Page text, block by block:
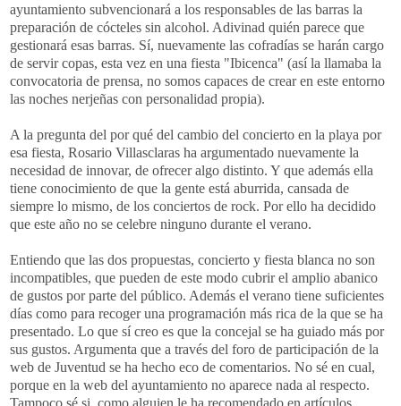
ayuntamiento subvencionará a los responsables de las barras la
preparación de cócteles sin alcohol. Adivinad quién parece que
gestionará esas barras. Sí, nuevamente las cofradías se harán cargo
de servir copas, esta vez en una fiesta "Ibicenca" (así la llamaba la
convocatoria de prensa, no somos capaces de crear en este entorno
las noches nerjeñas con personalidad propia).
A la pregunta del por qué del cambio del concierto en la playa por
esa fiesta, Rosario Villasclaras ha argumentado nuevamente la
necesidad de innovar, de ofrecer algo distinto. Y que además ella
tiene conocimiento de que la gente está aburrida, cansada de
siempre lo mismo, de los conciertos de rock. Por ello ha decidido
que este año no se celebre ninguno durante el verano.
Entiendo que las dos propuestas, concierto y fiesta blanca no son
incompatibles, que pueden de este modo cubrir el amplio abanico
de gustos por parte del público. Además el verano tiene suficientes
días como para recoger una programación más rica de la que se ha
presentado. Lo que sí creo es que la concejal se ha guiado más por
sus gustos. Argumenta que a través del foro de participación de la
web de Juventud se ha hecho eco de comentarios. No sé en cual,
porque en la web del ayuntamiento no aparece nada al respecto.
Tampoco sé si, como alguien le ha recomendado en artículos